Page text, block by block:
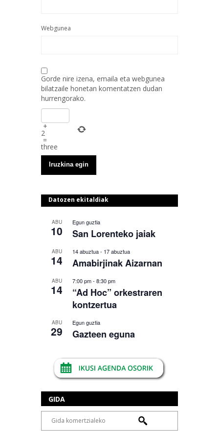
Webgunea
Gorde nire izena, emaila eta webgunea
bilatzaile honetan komentatzen dudan
hurrengorako.
+
2
=
three
Datozen ekitaldiak
ABU
10
Egun guztia
San Lorenteko jaiak
ABU
14
14 abuztua- 17 abuztua
Amabirjinak Aizarnan
ABU
14
7:00 pm- 8:30 pm
“Ad Hoc” orkestraren
kontzertua
ABU
29
Egun guztia
Gazteen eguna
GIDA